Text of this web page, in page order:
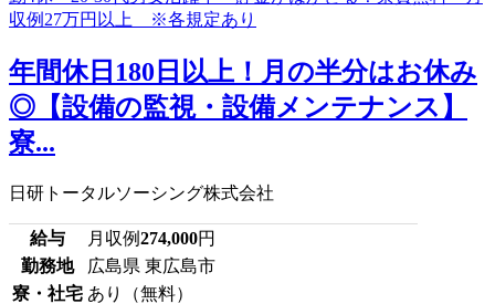
年間休日180日以上！月の半分はお休み
◎【設備の監視・設備メンテナンス】
寮...
日研トータルソーシング株式会社
給与 月収例274,000円
勤務地
広島県 東広島市
寮・社宅 あり（無料）